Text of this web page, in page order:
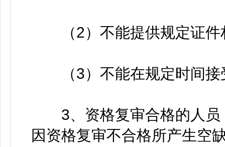
（2）不能提供规定证件
（3）不能在规定时间接
3、资格复审合格的人员
因资格复审不合格所产生空